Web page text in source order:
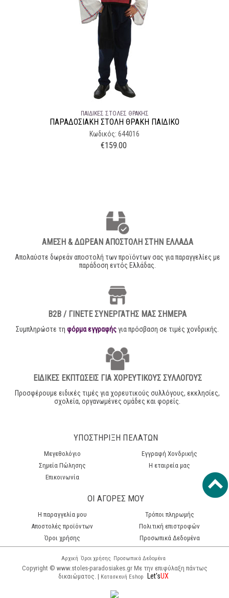
ΠΑΙΔΙΚΈΣ ΣΤΟΛΈΣ ΘΡΆΚΗΣ
ΠΑΡΑΔΟΣΙΑΚΉ ΣΤΟΛΉ ΘΡΑΚΗ ΠΑΙΔΙΚΟ
Κωδικός: 644016
€159.00
ΑΜΕΣΗ & ΔΩΡΕΑΝ ΑΠΟΣΤΟΛΗ ΣΤΗΝ ΕΛΛΑΔΑ
Απολαύστε δωρεάν αποστολή των προϊόντων σας για παραγγελίες με
παράδοση εντός Ελλάδας.
B2B / ΓΙΝΕΤΕ ΣΥΝΕΡΓΑΤΗΣ ΜΑΣ ΣΗΜΕΡΑ
Συμπληρώστε τηφόρμα εγγραφήςγια πρόσβαση σε τιμές χονδρικής.
ΕΙΔΙΚΕΣ ΕΚΠΤΩΣΕΙΣ ΓΙΑ ΧΟΡΕΥΤΙΚΟΥΣ ΣΥΛΛΟΓΟΥΣ
Προσφέρουμε ειδικές τιμές για χορευτικούς συλλόγους, εκκλησίες,
σχολεία, οργανωμένες ομάδες και φορείς.
ΥΠΟΣΤΗΡΙΞΗ ΠΕΛΑΤΩΝ
Μεγεθολόγιο
Εγγραφή Χονδρικής
Σημεία Πώλησης
Η εταιρεία μας
Επικοινωνία
ΟΙ ΑΓΟΡΕΣ ΜΟΥ
H παραγγελία μου
Τρόποι πληρωμής
Αποστολές προϊόντων
Πολιτική επιστροφών
Όροι χρήσης
Προσωπικά Δεδομένα
Αρχική Όροι χρήσης Προσωπικά Δεδομένα
Copyright © www.stoles-paradosiakes.gr Με την επιφύλαξη πάντως
δικαιώματος. | Κατασκευή Eshop Let'sUX